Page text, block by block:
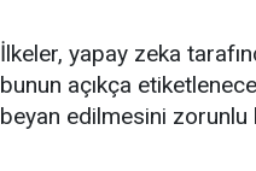
İlkeler, yapay zeka
bunun açıkça
beyan edilmesini zorunlu